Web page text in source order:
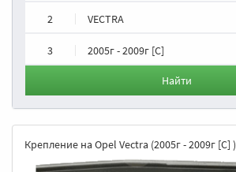
2 VECTRA
3 2005г - 2009г [C]
Найти
Крепление на Opel Vectra (2005г - 2009г [C] )